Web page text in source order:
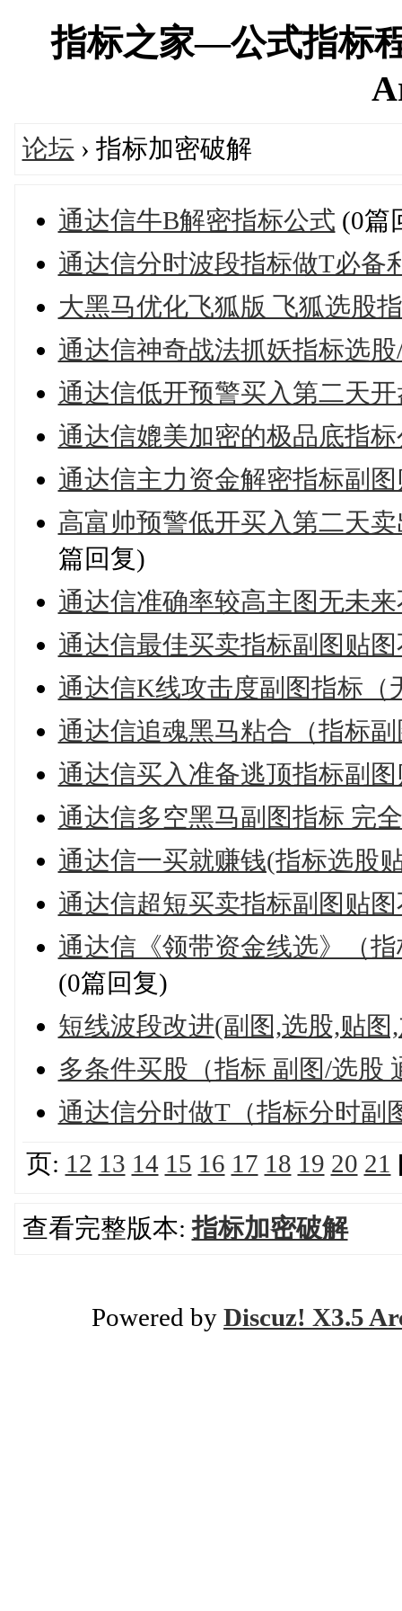
指标之家—公式指标
论坛 › 指标加密破解
通达信牛B解密指标公式 (0篇
通达信分时波段指标做T必备
大黑马优化飞狐版 飞狐选股
通达信神奇战法抓妖指标选
通达信低开预警买入第二天
通达信媲美加密的极品底指
通达信主力资金解密指标副
高富帅预警低开买入第二天
篇回复)
通达信准确率较高主图无未
通达信最佳买卖指标副图贴
通达信K线攻击度副图指标（
通达信追魂黑马粘合（指标
通达信买入准备逃顶指标副
通达信多空黑马副图指标 完
通达信一买就赚钱(指标选股
通达信超短买卖指标副图贴
通达信《领带资金线选》（
(0篇回复)
短线波段改进(副图,选股,贴
多条件买股（指标 副图/选股
通达信分时做T（指标分时副
页: 12 13 14 15 16 17 18 19 20 21
查看完整版本:指标加密破解
Powered by Discuz! X3.5